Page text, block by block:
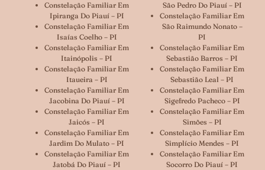
Constelação Familiar Em
Ipiranga Do Piauí – PI
Constelação Familiar Em
Isaías Coelho – PI
Constelação Familiar Em
Itainópolis – PI
Constelação Familiar Em
Itaueira – PI
Constelação Familiar Em
Jacobina Do Piauí – PI
Constelação Familiar Em
Jaicós – PI
Constelação Familiar Em
Jardim Do Mulato – PI
Constelação Familiar Em
Jatobá Do Piauí – PI
São Pedro Do Piauí – PI
Constelação Familiar Em
São Raimundo Nonato –
PI
Constelação Familiar Em
Sebastião Barros – PI
Constelação Familiar Em
Sebastião Leal – PI
Constelação Familiar Em
Sigefredo Pacheco – PI
Constelação Familiar Em
Simões – PI
Constelação Familiar Em
Simplício Mendes – PI
Constelação Familiar Em
Socorro Do Piauí – PI